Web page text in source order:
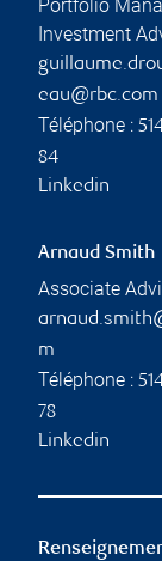
Portfolio
Investment
eau@rbc.com
Téléphone :
84
Linkedin
Arnaud Smith
Associate
m
Téléphone :
78
Linkedin